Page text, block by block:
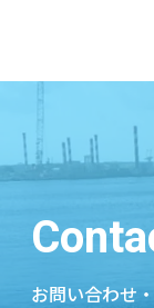
お問い合わせ